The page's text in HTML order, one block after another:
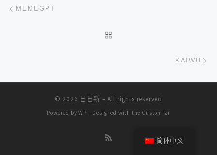
文章导航
MEMEGPT
KAIWU
© 2026 日日新 – All rights reserved
Powered by WP – Designed with the Customizr
简体中文